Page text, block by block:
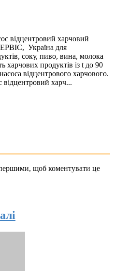
відцентровий харчовий
Україна для
соку, пиво, вина, молока
харчових продуктів із t до 90
відцентрового харчового.
відцентровий харч...
щоб коментувати це